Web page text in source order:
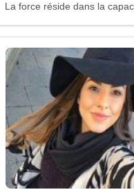
La force réside dans la